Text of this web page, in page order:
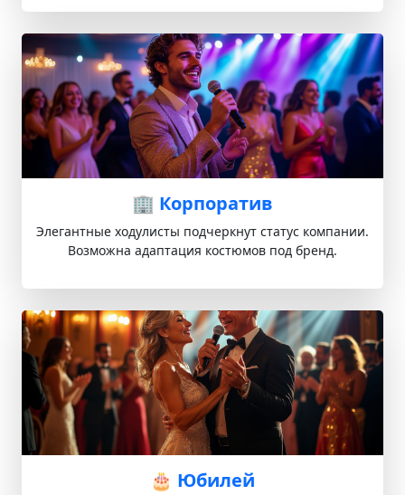
🏢 Корпоратив
Элегантные ходулисты подчеркнут статус компании.
Возможна адаптация костюмов под бренд.
🎂 Юбилей